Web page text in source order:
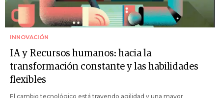
INNOVACIÓN
IA y Recursos humanos: hacia la
transformación constante y las habilidades
flexibles
El cambio tecnológico está trayendo agilidad y una mayor